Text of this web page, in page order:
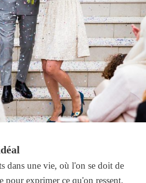
dans une vie, où l'on se doit de
pour exprimer ce qu'on ressent.